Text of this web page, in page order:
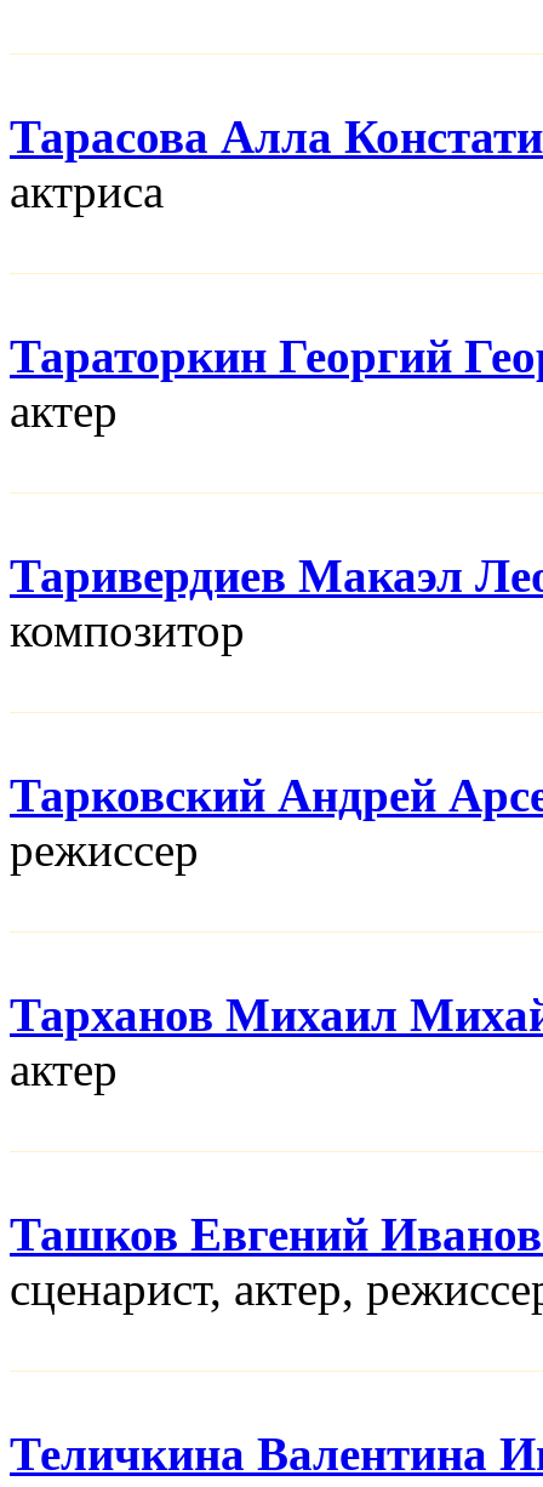
Тарасова Алла
актриса
Тараторкин Георгий
актер
Таривердиев Макаэл
композитор
Тарковский Андрей
режисcер
Тарханов Михаил
актер
Ташков Евгений
сценарист, актер,
Теличкина Валентина